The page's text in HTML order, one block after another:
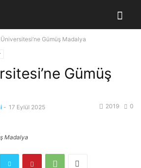
Gümüş Madalya
Gümüş
- 17 Eylül 2025 0
2019
Madalya